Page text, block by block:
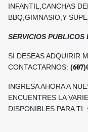
INFANTIL,CANCHAS
BBQ,GIMNASIO,Y
SERVICIOS PUBLICOS
SI DESEAS ADQUIRIR
CONTACTARNOS:
INGRESA AHORA A
ENCUENTRES LA
DISPONIBLES PARA TI: